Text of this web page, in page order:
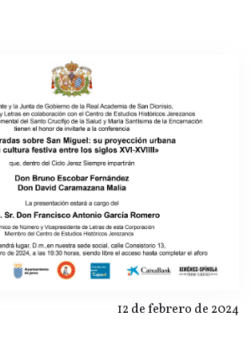
12 de febrero de 2024